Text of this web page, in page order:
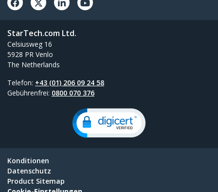
StarTech.com Ltd.
Celsiusweg 16
5928 PR Venlo
The Netherlands
Telefon: +43 (01) 206 09 24 58
Gebührenfrei: 0800 070 376
Konditionen
Datenschutz
Product Sitemap